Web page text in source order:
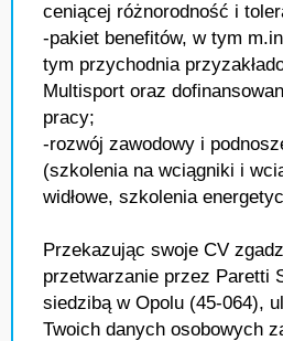
ceniącej różnorodność i
-pakiet benefitów, w tym
tym przychodnia
Multisport oraz
pracy;
-rozwój zawodowy i
(szkolenia na wciągniki i
widłowe, szkolenia
Przekazując swoje CV
przetwarzanie przez Paretti
siedzibą w Opolu (45-064),
Twoich danych osobowych